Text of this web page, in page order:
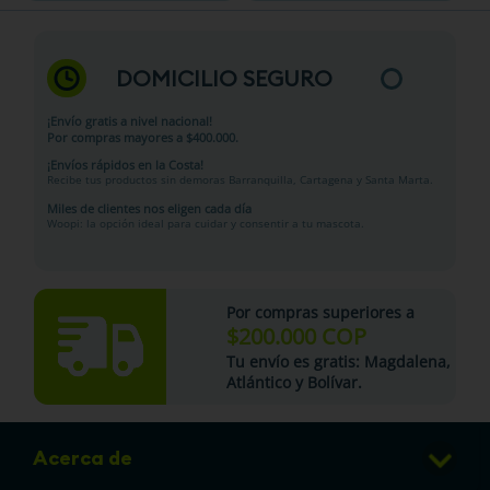
DOMICILIO SEGURO
¡Envío gratis a nivel nacional!
Por compras mayores a $400.000.
¡Envíos rápidos en la Costa!
Recibe tus productos sin demoras Barranquilla, Cartagena y Santa Marta.
Miles de clientes nos eligen cada día
Woopi: la opción ideal para cuidar y consentir a tu mascota.
Por compras superiores a
$200.000 COP
Tu envío es gratis: Magdalena,
Atlántico y Bolívar.
Acerca de